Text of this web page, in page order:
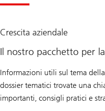
Crescita aziendale
Il nostro pacchetto per
Informazioni utili sul tema
dossier tematici trovate una
importanti, consigli pratici e